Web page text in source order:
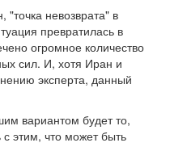
"точка невозврата" в
превратилась в
огромное количество
сил. И, хотя Иран и
эксперта, данный
вариантом будет то,
этим, что может быть